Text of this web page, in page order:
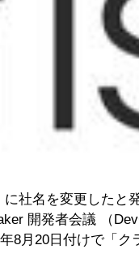
社名を変更したと
開発者会議 （
8月20日付けで「ク